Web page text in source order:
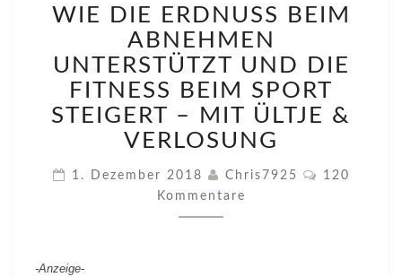
DIE
ERDNUSS
BEIM
ABNEHMEN
UNTERSTÜTZT
UND
DIE
FITNESS
BEIM
SPORT
WIE DIE ERDNUSS BEIM
ABNEHMEN
UNTERSTÜTZT UND DIE
FITNESS BEIM SPORT
STEIGERT – MIT ÜLTJE &
VERLOSUNG
1. Dezember 2018 Chris7925
120
Kommentare
-Anzeige-